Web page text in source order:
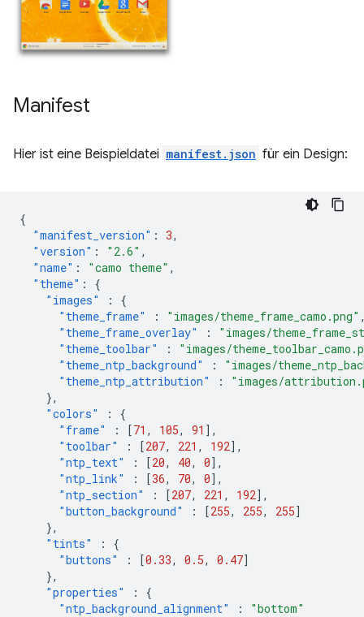
Manifest
Hier ist eine Beispieldatei manifest.json für ein Design:
{
"manifest_version" : 3,
"version" : "2.6" ,
"name" : "camo theme" ,
"theme" :
{
"images"
:
{
"theme_frame"
: "images/theme_frame_camo.png"
"theme_frame_overlay"
:
"images/
"theme_toolbar"
:
"images/
"theme_ntp_background"
:
"images/
"theme_ntp_attribution"
:
"images/
},
"colors"
:
{
"frame"
: [71 , 105, 91 ],
"toolbar"
: [207, 221 , 192],
"ntp_text"
: [20, 40, 0],
"ntp_link"
: [36, 70, 0],
"ntp_section"
: [207, 221 , 192],
"button_background"
: [255, 255, 255]
},
"tints"
:
{
"buttons"
: [0.33, 0.5, 0.47]
},
"properties"
:
{
"ntp_background_alignment"
:
"bottom"